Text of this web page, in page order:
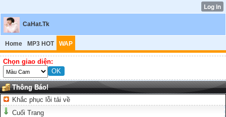
CaHat.Tk
Home MP3 HOT WAP
Chọn giao diện:
Thông Báo!
Khắc phục lỗi tải về
Cuối Trang